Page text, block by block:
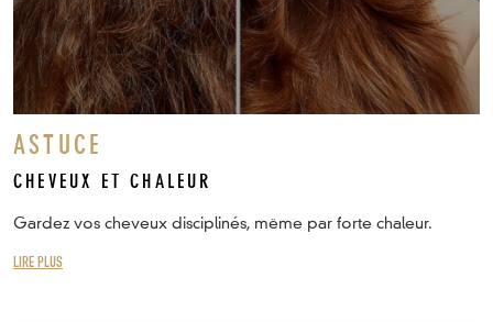
ASTUCE
CHEVEUX ET CHALEUR
Gardez vos cheveux disciplinés, même par forte chaleur.
LIRE PLUS